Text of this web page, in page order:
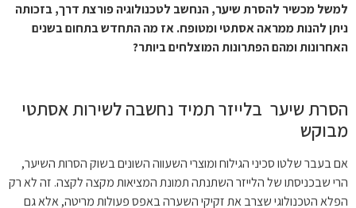
למשל מכשיר להסרת שיער, הנחשב לטכנולוגיה פורצת דרך, בזכותה
ניתן להנות ממראה אסתטי ומטופח. אז מה התחדש בתחום בשנים
האחרונות ומהם הפתרונות המוצלחים ביותר?
הסרת שיער בלייזר תמיד נחשבה לשירות אסתטי
מבוקש
אם בעבר שלטו סכיני הגילוח ומוצרי השעווה השונים בשוק הסרות השיער,
הרי שבכניסתו של הלייזר השתנתה תמונת המציאות מקצה לקצה. זה לא רק
הפלא הטכנולוגי שצרב את זקיקי השערה באפס פעולות מריטה, אלא גם